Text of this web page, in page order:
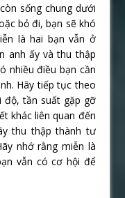
sống chung dưới
bỏ đi, bạn sẽ khó
là hai bạn vẫn ở
anh ấy và thu thập
nhiều điều bạn cần
Hãy tiếp tục theo
độ, tần suất gặp gỡ
khác liên quan đến
thu thập thành tư
nhớ rằng miễn là
vẫn có cơ hội để